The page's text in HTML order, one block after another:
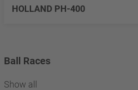
HOLLAND PH-400
Ball Races
Show all